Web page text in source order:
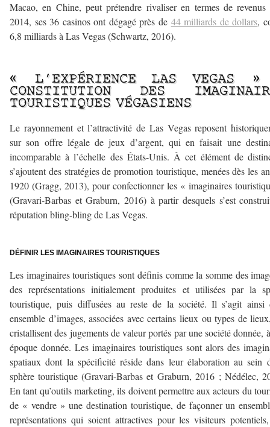
Macao, en Chine, peut prétendre rivaliser en termes de
2014, ses 36 casinos ont dégagé près de 44 milliards de dollars,
6,8 milliards à Las Vegas (Schwartz, 2016).
« L’EXPÉRIENCE LAS VEGAS
CONSTITUTION DES
TOURISTIQUES VÉGASIENS
Le rayonnement et l’attractivité de Las Vegas reposent
sur son offre légale de jeux d’argent, qui en faisait une
incomparable à l’échelle des États-Unis. À cet élément de
s’ajoutent des stratégies de promotion touristique, menées dès les
1920 (Gragg, 2013), pour confectionner les « imaginaires
(Gravari-Barbas et Graburn, 2016) à partir desquels s’est
réputation bling-bling de Las Vegas.
DÉFINIR LES IMAGINAIRES TOURISTIQUES
Les imaginaires touristiques sont définis comme la somme des
des représentations initialement produites et utilisées par la
touristique, puis diffusées au reste de la société. Il s’agit ainsi
ensemble d’images, associées avec certains lieux ou types de
cristallisent des jugements de valeur portés par une société donnée,
époque donnée. Les imaginaires touristiques sont alors des
spatiaux dont la spécificité réside dans leur élaboration au sein
sphère touristique (Gravari-Barbas et Graburn, 2016 ; Nédélec,
En tant qu’outils marketing, ils doivent permettre aux acteurs du
de « vendre » une destination touristique, de façonner un
représentations qui soient attractives pour les visiteurs